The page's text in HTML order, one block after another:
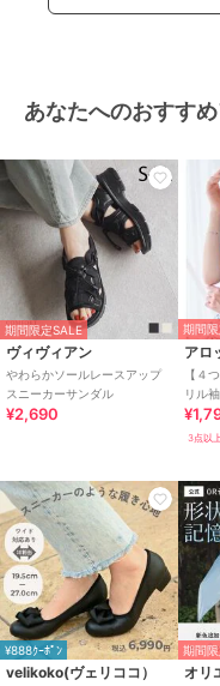
カー
大き
イフ
婚式
ュア
原産国 バン
あなたへのおすす
期間限定SALE
ヴィヴィアン
やわらかソールレースアップ
スニーカーサンダル
¥2,690
期間
アロ
【４
リル
3点以
¥888ｸｰﾎﾟﾝ
velikoko(ヴェリココ）
期間